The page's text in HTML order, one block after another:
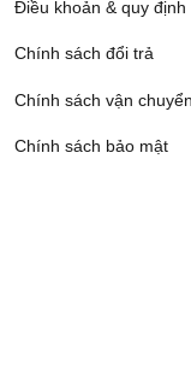
Điều khoản & quy định
Chính sách đổi trả
Chính sách vận chuyển
Chính sách bảo mật